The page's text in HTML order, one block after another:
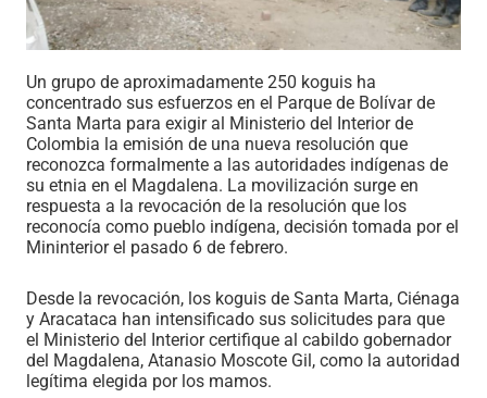
Un grupo de aproximadamente 250 koguis ha
concentrado sus esfuerzos en el Parque de Bolívar de
Santa Marta para exigir al Ministerio del Interior de
Colombia la emisión de una nueva resolución que
reconozca formalmente a las autoridades indígenas de
su etnia en el Magdalena. La movilización surge en
respuesta a la revocación de la resolución que los
reconocía como pueblo indígena, decisión tomada por el
Mininterior el pasado 6 de febrero.
Desde la revocación, los koguis de Santa Marta, Ciénaga
y Aracataca han intensificado sus solicitudes para que
el Ministerio del Interior certifique al cabildo gobernador
del Magdalena, Atanasio Moscote Gil, como la autoridad
legítima elegida por los mamos.